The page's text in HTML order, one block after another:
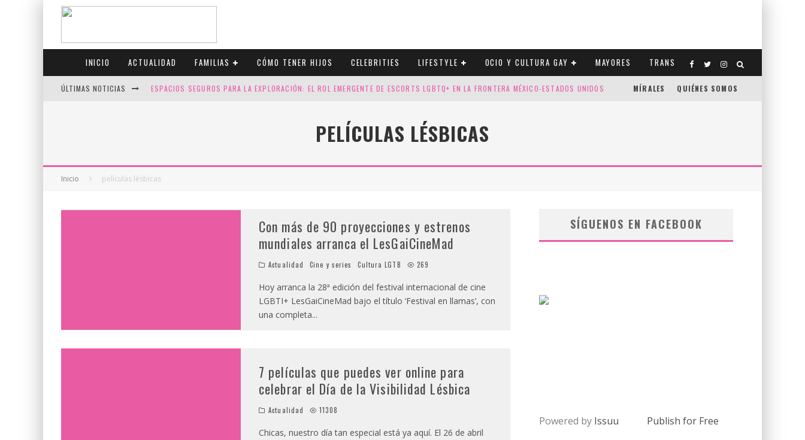
INICIO ACTUALIDAD FAMILIAS CÓMO TENER HIJOS CELEBRITIES LIFESTYLE OCIO Y CULTURA GAY MAYORES TRANS
ÚLTIMAS NOTICIAS ESPACIOS SEGUROS PARA LA EXPLORACIÓN: EL ROL EMERGENTE DE ESCORTS LGBTQ+ EN LA FRONTERA MÉXICO-ESTADOS UNIDOS
CANADÁ CELEBRA EL ORGULLO CON CUATRO SELLOS QUE HONRAN LA HISTORIA LGTB
MÍRALES QUIÉNES SOMOS
PELÍCULAS LÉSBICAS
Inicio películas lésbicas
Con más de 90 proyecciones y estrenos
mundiales arranca el LesGaiCineMad
Actualidad Cine y series Cultura LGTB 269
Hoy arranca la 28ª edición del festival internacional de cine
LGBTI+ LesGaiCineMad bajo el título ‘Festival en llamas’, con
una completa...
7 películas que puedes ver online para
celebrar el Día de la Visibilidad Lésbica
Actualidad 11308
Chicas, nuestro día tan especial está ya aquí. El 26 de abril
SÍGUENOS EN FACEBOOK
Powered by Issuu Publish for Free